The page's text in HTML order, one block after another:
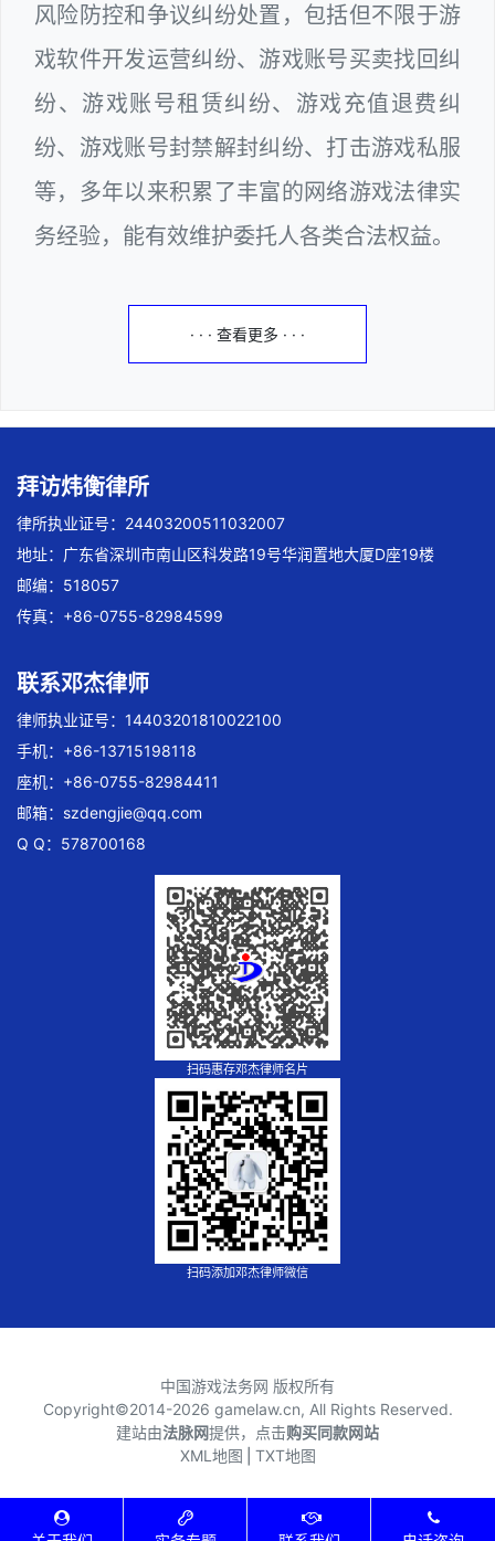
风险防控和争议纠纷处置，包括但不限于游
戏软件开发运营纠纷、游戏账号买卖找回纠
纷、游戏账号租赁纠纷、游戏充值退费纠
纷、游戏账号封禁解封纠纷、打击游戏私服
等，多年以来积累了丰富的网络游戏法律实
务经验，能有效维护委托人各类合法权益。
· · · 查看更多 · · ·
拜访炜衡律所
律所执业证号：24403200511032007
地址：广东省深圳市南山区科发路19号华润置地大厦D座19楼
邮编：518057
传真：+86-0755-82984599
联系邓杰律师
律师执业证号：14403201810022100
手机：+86-13715198118
座机：+86-0755-82984411
邮箱： szdengjie@qq.com
Q Q：578700168
扫码惠存邓杰律师名片
扫码添加邓杰律师微信
中国游戏法务网 版权所有
Copyright©2014-2026 gamelaw.cn, All Rights Reserved.
建站由法脉网提供，点击购买同款网站
XML地图 TXT地图